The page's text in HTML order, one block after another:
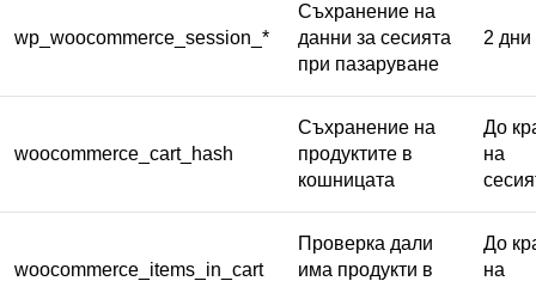
wp_woocommerce_session_*
Съхранение на
данни за сесията
при пазаруване
2 дни
woocommerce_cart_hash
Съхранение на
продуктите в
кошницата
До
на
woocommerce_items_in_cart
Проверка дали
има продукти в
До
на